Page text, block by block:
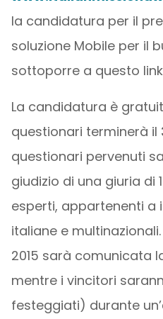
la candidatura per il
soluzione Mobile per il
sottoporre a questo
La candidatura è
questionari terminerà il
questionari pervenuti
giudizio di una giuria di
esperti, appartenenti a
italiane e
2015 sarà comunicata
mentre i vincitori
festeggiati) durante